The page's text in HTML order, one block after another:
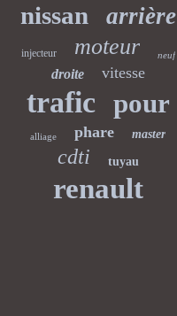
nissan arrière
injecteur moteur neuf
droite vitesse
trafic pour
alliage phare master
cdti tuyau
renault